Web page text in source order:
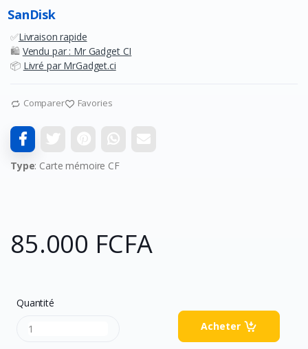
SanDisk
✅Livraison rapide
🛍️ Vendu par : Mr Gadget CI
📦 Livré par MrGadget.ci
Comparer Favories
Type: Carte mémoire CF
85.000 FCFA
Quantité
Acheter